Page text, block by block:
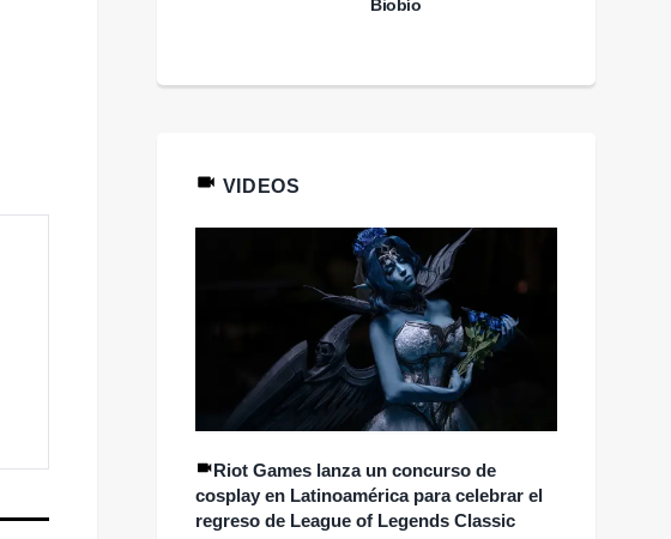
Biobío
VIDEOS
Riot Games lanza un concurso de
cosplay en Latinoamérica para celebrar el
regreso de League of Legends Classic